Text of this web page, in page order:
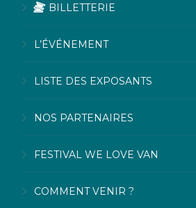
BILLETTERIE
L’ÉVÉNEMENT
LISTE DES EXPOSANTS
NOS PARTENAIRES
FESTIVAL WE LOVE VAN
COMMENT VENIR ?